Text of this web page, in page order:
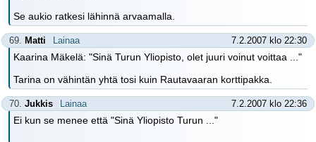
Se aukio ratkesi lähinnä arvaamalla.
69. Matti Lainaa 7.2.2007 klo 22:30
Kaarina Mäkelä: "Sinä Turun Yliopisto, olet juuri voinut voittaa ..."
Tarina on vähintän yhtä tosi kuin Rautavaaran korttipakka.
70. Jukkis Lainaa 7.2.2007 klo 22:36
Ei kun se menee että "Sinä Yliopisto Turun ..."